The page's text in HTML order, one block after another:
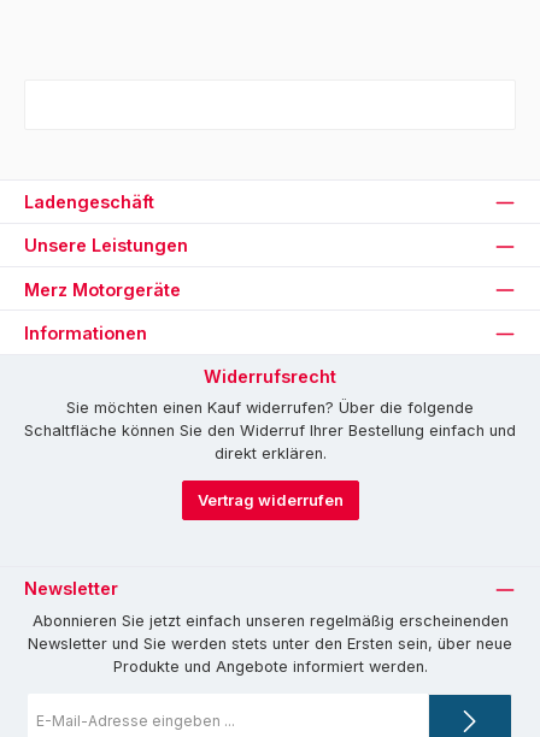
Ladengeschäft
Unsere Leistungen
Merz Motorgeräte
Informationen
Widerrufsrecht
Sie möchten einen Kauf widerrufen? Über die folgende
Schaltfläche können Sie den Widerruf Ihrer Bestellung einfach und
direkt erklären.
Vertrag widerrufen
Newsletter
Abonnieren Sie jetzt einfach unseren regelmäßig erscheinenden
Newsletter und Sie werden stets unter den Ersten sein, über neue
Produkte und Angebote informiert werden.
Mail-